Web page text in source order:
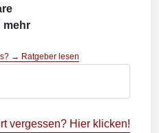
mehr
→ Ratgeber lesen
vergessen? Hier klicken!